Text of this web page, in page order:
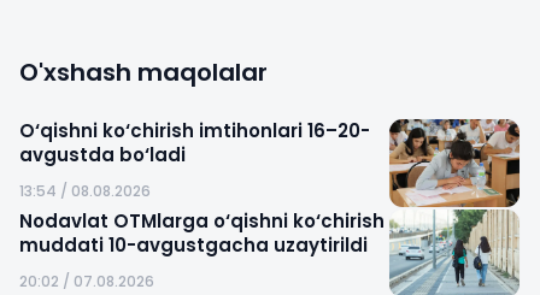
O'xshash maqolalar
O‘qishni ko‘chirish imtihonlari 16–20-
avgustda bo‘ladi
13:54 / 08.08.2026
Nodavlat OTMlarga o‘qishni ko‘chirish
muddati 10-avgustgacha uzaytirildi
20:02 / 07.08.2026